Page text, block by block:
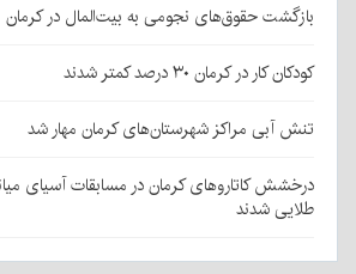
بازگشت حقوق‌های نجومی به بیت‌المال در کرمان
کودکان کار در کرمان ۳۰ درصد کمتر شدند
تنش آبی مراکز شهرستان‌های کرمان مهار شد
درخشش کاتاروهای کرمان در مسابقات آسیای
طلایی شدند